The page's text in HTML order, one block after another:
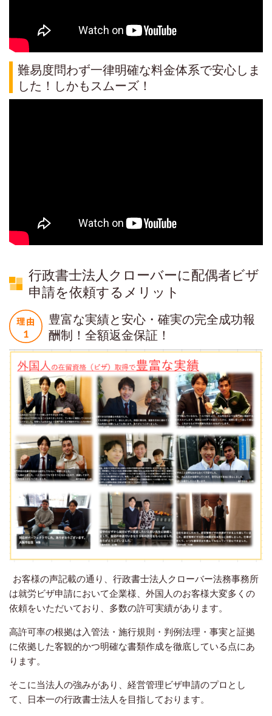
難易度問わず一律明確な料金体系で安心しま
した！しかもスムーズ！
行政書士法人クローバーに配偶者ビザ
申請を依頼するメリット
豊富な実績と安心・確実の完全成功報
酬制！全額返金保証！
お客様の声記載の通り、行政書士法人クローバー法務事務所
は就労ビザ申請において企業様、外国人のお客様大変多くの
依頼をいただいており、多数の許可実績があります。
高許可率の根拠は入管法・施行規則・判例法理・事実と証拠
に依拠した客観的かつ明確な書類作成を徹底している点にあ
ります。
そこに当法人の強みがあり、経営管理ビザ申請のプロとし
て、日本一の行政書士法人を目指しております。